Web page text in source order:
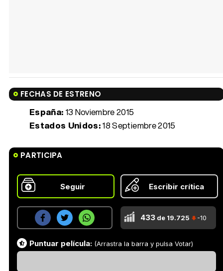
FECHAS DE ESTRENO
España: 13 Noviembre 2015
Estados Unidos:18 Septiembre 2015
PARTICIPA
Seguir Escribir crítica
433de 19.725 -10
Puntuar película: (Arrastra la barra y pulsa Votar)